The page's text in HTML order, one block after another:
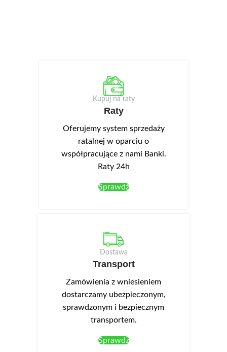
Kupuj na raty
Raty
Oferujemy system sprzedaży
ratalnej w oparciu o
współpracujące z nami Banki.
Raty 24h
Sprawdź
Dostawa
Transport
Zamówienia z wniesieniem
dostarczamy ubezpieczonym,
sprawdzonym i bezpiecznym
transportem.
Sprawdź